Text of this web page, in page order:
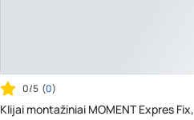
0/5 (0)
Klijai montažiniai MOMENT Expres Fix,